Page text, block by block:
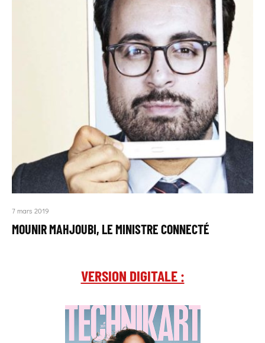
7 mars 2019
MOUNIR MAHJOUBI, LE MINISTRE CONNECTÉ
VERSION DIGITALE :